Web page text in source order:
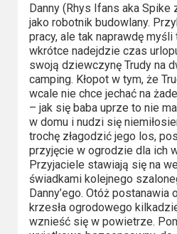
Kino
europejskie
Kino
polskie
Komedie
Korea
Południowa
Filmy
oparte
Danny (Rhys Ifans aka Spike
jako robotnik budowlany.
pracy, ale tak naprawdę
wkrótce nadejdzie czas
swoją dziewczynę Trudy na
camping. Kłopot w tym, że
wcale nie chce jechać na
– jak się baba uprze to nie
w domu i nudzi się
trochę złagodzić jego los,
przyjęcie w ogrodzie dla ich
Przyjaciele stawiają się na
świadkami kolejnego
Danny’ego. Otóż postanawia
krzesła ogrodowego
wznieść się w powietrze.